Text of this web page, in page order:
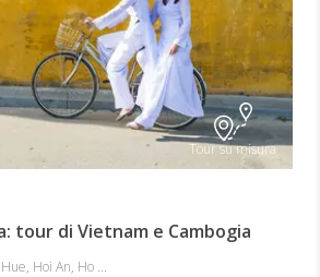
Tour su misura
tour di Vietnam e Cambogia
Hoi An, Ho ...